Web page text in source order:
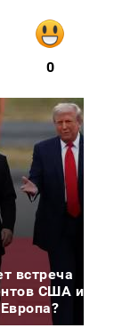
0
встреча
США и